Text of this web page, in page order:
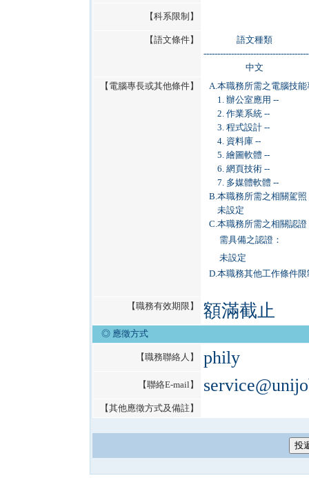
【科系限制】
【語文條件】
語文種類
中文
【電腦專長或其他條件】
A.本職務所需之電腦技能
1. 辦公室應用 --
2. 作業系統 --
3. 程式設計 --
4. 資料庫 --
5. 繪圖軟體 --
6. 網頁技術 --
7. 多媒體軟體 --
B.本職務所需之相關駕照
未設定
C.本職務所需之相關認證
需具備之認證：
未設定
D.本職務其他工作條件限
【職務有效期限】 額滿截止
◎ 應徵方式
【職務聯絡人】 phily
【聯絡E-mail】
【其他應徵方式及備註】